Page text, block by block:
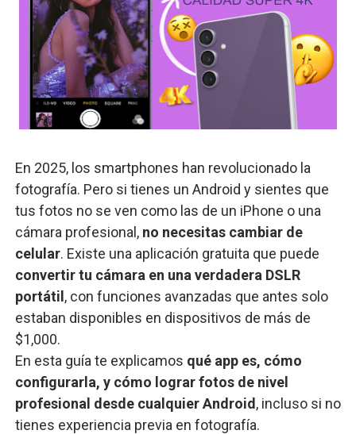
En 2025, los smartphones han revolucionado la
fotografía. Pero si tienes un Android y sientes que
tus fotos no se ven como las de un iPhone o una
cámara profesional, no necesitas cambiar de
celular. Existe una aplicación gratuita que puede
convertirtu cámara en una verdadera DSLR
portátil , con funciones avanzadas que antes solo
estaban disponibles en dispositivos de más de
$1,000.
En esta guía te explicamos qué app es, cómo
configurarla, y cómo lograrfotos de nivel
profesional desde cualquierAndroid , incluso si no
tienes experiencia previa en fotografía.